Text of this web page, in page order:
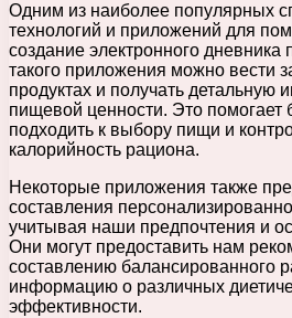
Одним из наиболее популярных
технологий и приложений для
создание электронного
такого приложения можно вести
продуктах и получать
пищевой ценности. Это помогает
подходить к выбору пищи и
калорийность рациона.
Некоторые приложения также
составления
учитывая наши предпочтения и
Они могут предоставить нам
составлению балансированного
информацию о различных
эффективности.